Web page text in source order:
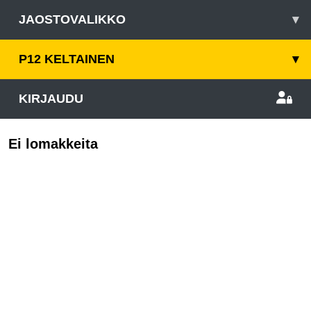
JAOSTOVALIKKO ▾
P12 KELTAINEN ▾
KIRJAUDU
Ei lomakkeita